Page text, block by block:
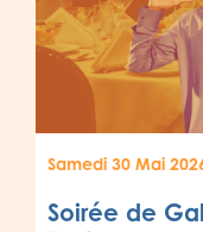
Samedi 30 Mai
Soirée de